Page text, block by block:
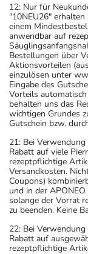
12: Nur für
"10NEU26"
einem
anwendbar auf
Bestellungen über
Aktionsvorteilen
einzulösen unter
Eingabe des
Vorteils
behalten uns das
wichtigen Grundes
Gutschein bzw.
21: Bei
Rabatt auf viele
rezeptpflichtige
Versandkosten.
Coupons)
und in der
solange der Vorrat
zu beenden. Keine
22: Bei
Rabatt auf
rezeptpflichtige